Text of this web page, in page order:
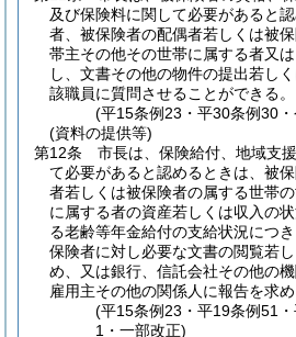
及び保険料に関して必要があると
者、被保険者の配偶者若しくは被
帯主その他その世帯に属する者又
し、文書その他の物件の提出若し
該職員に質問させることができる。
(平15条例23・平30条例30
(資料の提供等)
第12条
市長は、保険給付、地域支
て必要があると認めるときは、被
者若しくは被保険者の属する世帯
に属する者の資産若しくは収入の
る老齢等年金給付の支給状況につ
保険者に対し必要な文書の閲覧若
め、又は銀行、信託会社その他の
雇用主その他の関係人に報告を求め
(平15条例23・平19条例51
1・一部改正)